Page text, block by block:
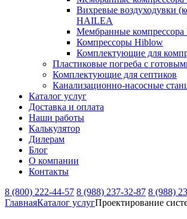
Вихревые воздуходувки
HAILEA
Мембранные
Компрессоры Hiblow
Комплектующие для
Пластиковые погреба с
Комплектующие для септиков
Канализационно-насосные
Каталог услуг
Доставка и оплата
Наши работы
Калькулятор
Дилерам
Блог
О компании
Контакты
8 (800) 222-44-57 8 (988) 237-32-87 8 (988)
ГлавнаяКаталог услугПроектирование